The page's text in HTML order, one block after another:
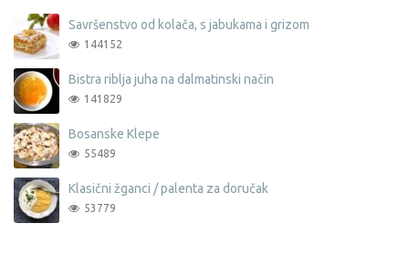
Savršenstvo od kolača, s jabukama i grizom
144152
Bistra riblja juha na dalmatinski način
141829
Bosanske Klepe
55489
Klasični žganci / palenta za doručak
53779